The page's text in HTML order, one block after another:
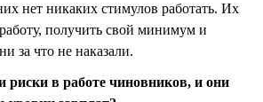
нет никаких стимулов работать. Их
работу, получить свой минимум и
за что не наказали.
в работе чиновников, и они